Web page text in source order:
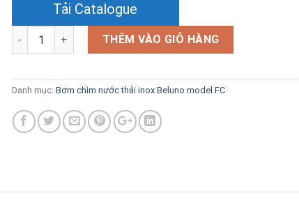
Tải Catalogue
Số lượng THÊM VÀO GIỎ HÀNG
Danh mục: Bơm chìm nước thải inox Beluno model FC